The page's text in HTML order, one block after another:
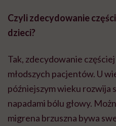
Czyli zdecydowanie
dzieci?
Tak, zdecydowanie
młodszych pacjentów. U
późniejszym wieku rozwija
napadami bólu głowy.
migrena brzuszna bywa